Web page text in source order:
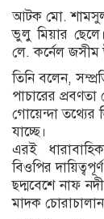
আটক মো.
ভুলু মিয়ার
লে. কর্নেল জসীম
তিনি বলেন,
পাচারের
গোয়েন্দা তথ্যের
যাচ্ছে।
এরই
বিওপির
ছদ্মবেশে নাফ
মাদক